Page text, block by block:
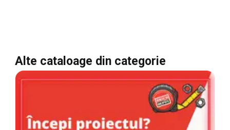
Alte cataloage din categorie